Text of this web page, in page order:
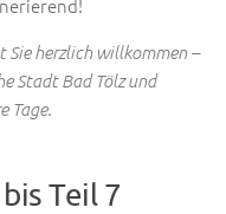
Sie herzlich willkommen –
Stadt Bad Tölz und
Tage.
Teil 7